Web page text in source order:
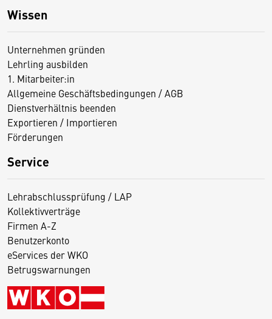
Wissen
Unternehmen gründen
Lehrling ausbilden
1. Mitarbeiter:in
Allgemeine Geschäftsbedingungen / AGB
Dienstverhältnis beenden
Exportieren / Importieren
Förderungen
Service
Lehrabschlussprüfung / LAP
Kollektivverträge
Firmen A-Z
Benutzerkonto
eServices der WKO
Betrugswarnungen